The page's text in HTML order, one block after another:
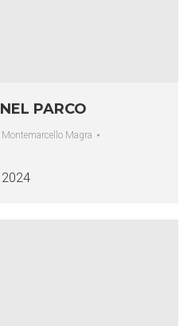
PARCO
Montemarcello Magra